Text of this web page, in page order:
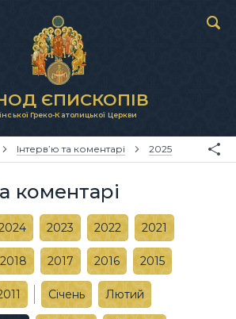
ЄПИСКОПІВ
Греко-Католицької Церкви
Інтерв’ю та коментарі 2025
коментарі
2023 2022 2021
2018 2017 2016 2015
Січень Лютий